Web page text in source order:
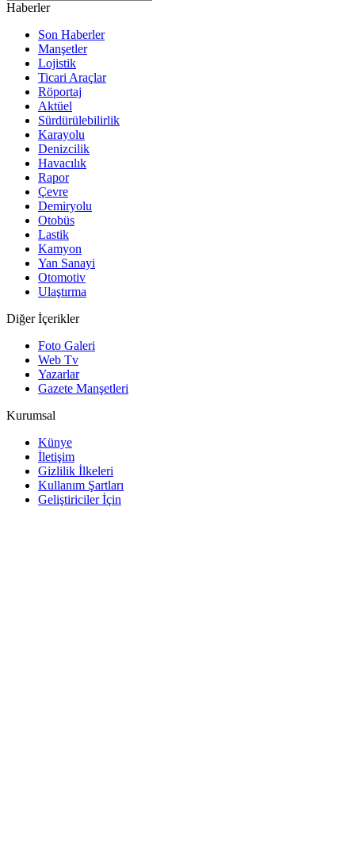
Haberler
Son Haberler
Manşetler
Lojistik
Ticari Araçlar
Röportaj
Aktüel
Sürdürülebilirlik
Karayolu
Denizcilik
Havacılık
Rapor
Çevre
Demiryolu
Otobüs
Lastik
Kamyon
Yan Sanayi
Otomotiv
Ulaştırma
Diğer İçerikler
Foto Galeri
Web Tv
Yazarlar
Gazete Manşetleri
Kurumsal
Künye
İletişim
Gizlilik İlkeleri
Kullanım Şartları
Geliştiriciler İçin